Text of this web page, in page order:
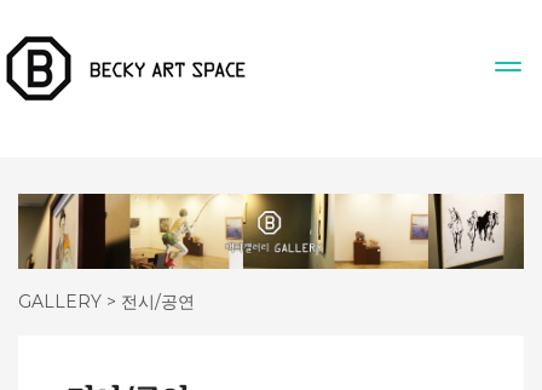
GALLERY > 전시/공연